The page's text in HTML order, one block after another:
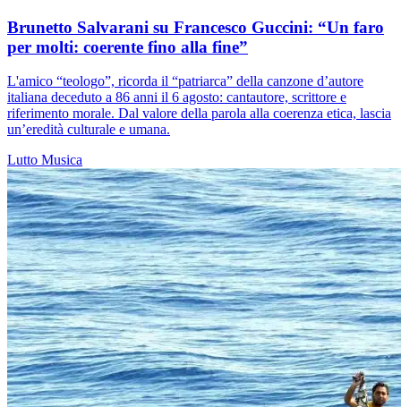
Brunetto Salvarani su Francesco Guccini: “Un faro
per molti: coerente fino alla fine”
L'amico “teologo”, ricorda il “patriarca” della canzone d’autore
italiana deceduto a 86 anni il 6 agosto: cantautore, scrittore e
riferimento morale. Dal valore della parola alla coerenza etica, lascia
un’eredità culturale e umana.
Lutto Musica